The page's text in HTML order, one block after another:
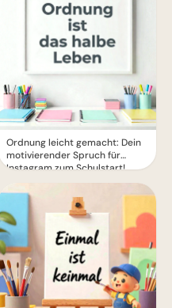
Ordnung leicht gemacht: Dein
motivierender Spruch für
Instagram zum Schulstart!